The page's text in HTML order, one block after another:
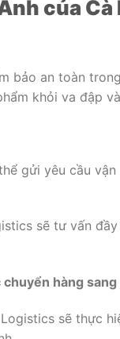
của
an toàn
khỏi va đập
gửi yêu cầu
sẽ tư vấn
hàng sang
sẽ thực